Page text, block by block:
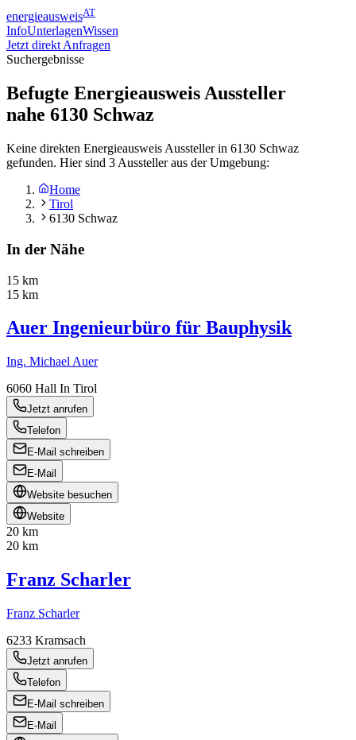
energieausweisAT
InfoUnterlagenWissen
Jetzt direkt Anfragen
Suchergebnisse
Befugte Energieausweis Aussteller
nahe 6130 Schwaz
Keine direkten Energieausweis Aussteller in 6130 Schwaz
gefunden. Hier sind 3 Aussteller aus der Umgebung:
Home
Tirol
6130 Schwaz
In der Nähe
15 km
15 km
Auer Ingenieurbüro für Bauphysik
Ing. Michael Auer
6060 Hall In Tirol
Jetzt anrufen
Telefon
E-Mail schreiben
E-Mail
Website besuchen
Website
20 km
20 km
Franz Scharler
Franz Scharler
6233 Kramsach
Jetzt anrufen
Telefon
E-Mail schreiben
E-Mail